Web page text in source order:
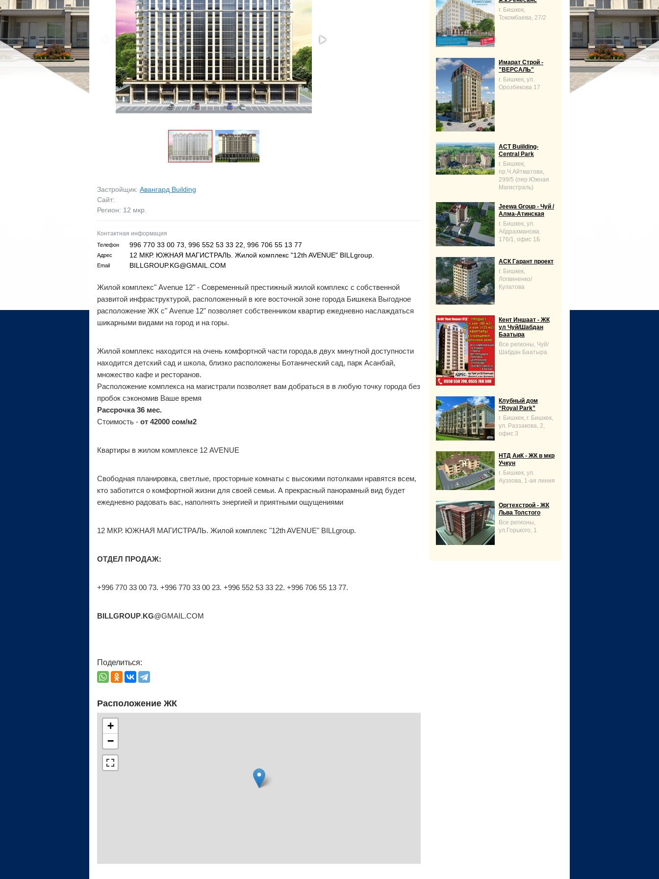
МАГАЗИНЫ
ПРОМБАЗЫ
ПРОЧЕЕ
ВОЗЬМУ В АРЕНДУ
МАГАЗИНЫ
ПРОМБАЗЫ
ПРОЧЕЕ
ЗАРУБЕЖНАЯ НЕДВИЖИМОСТЬ
Застройщик: Авангард Building
Сайт:
Регион: 12 мкр.
Контактная информация
Телефон 996 770 33 00 73, 996 552 53 33 22, 996 706 55 13 77
Адрес 12 МКР. ЮЖНАЯ МАГИСТРАЛЬ. Жилой комплекс "12th AVENUE" BILLgroup.
Email BILLGROUP.KG@GMAIL.COM
Жилой комплекс" Аvenue 12" - Современный престижный жилой комплекс с собственной
развитой инфраструктурой, расположенный в юге восточной зоне города Бишкека Выгодное
расположение ЖК с" Аvenue 12" позволяет собственником квартир ежедневно наслаждаться
шикарными видами на город и на горы.
Жилой комплекс находится на очень комфортной части города,в двух минутной доступности
находится детский сад и школа, близко расположены Ботанический сад, парк Асанбай,
множество кафе и ресторанов.
Расположение комплекса на магистрали позволяет вам добраться в в любую точку города без
пробок сэкономив Ваше время
Рассрочка 36 мес.
Стоимость - от 42000 сом/м2
Квартиры в жилом комплексе 12 AVENUE
Свободная планировка, светлые, просторные комнаты с высокими потолками нравятся всем,
кто заботится о комфортной жизни для своей семьи. А прекрасный панорамный вид будет
ежедневно радовать вас, наполнять энергией и приятными ощущениями
12 МКР. ЮЖНАЯ МАГИСТРАЛЬ. Жилой комплекс "12th AVENUE" BILLgroup.
ОТДЕЛ ПРОДАЖ:
+996 770 33 00 73. +996 770 33 00 23. +996 552 53 33 22. +996 706 55 13 77.
BILLGROUP.KG@GMAIL.COM
Поделиться:
Расположение ЖК
+
−
г. Бишкек,
Токомбаева, 27/2
Имарат Строй -
"ВЕРСАЛЬ"
г. Бишкек, ул.
Орозбекова 17
ACT Buiilding-
Central Park
г. Бишкек,
пр.Ч.Айтматова,
299/5 (пер.Южная
Магистраль)
Jeewa Group - Чуй /
Алма-Атинская
г. Бишкек, ул.
Абдрахманова
176/1, офис 1Б
АСК Гарант проект
г. Бишкек,
Логвиненко/
Кулатова
Кент Иншаат - ЖК
ул Чуй/Шабдан
Баатыра
Все регионы, Чуй/
Шабдан Баатыра
Клубный дом
“Royal Park”
г. Бишкек, г. Бишкек,
ул. Раззакова, 2,
офис 3
НТД АиК - ЖК в мкр
Учкун
г. Бишкек, ул.
Ауэзова, 1-ая линия
Оргтехстрой - ЖК
Льва Толстого
Все регионы,
ул.Горького, 1